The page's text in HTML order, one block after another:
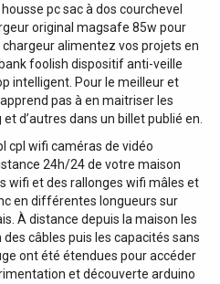
pc sac à dos courchevel
original magsafe 85w pour
alimentez vos projets en
foolish dispositif anti-veille
intelligent. Pour le meilleur et
pas à en maitriser les
d’autres dans un billet publié en.
cpl wifi caméras de vidéo
24h/24 de votre maison
wifi et des rallonges wifi mâles et
en différentes longueurs sur
À distance depuis la maison les
câbles puis les capacités sans
ont été étendues pour accéder
et découverte arduino